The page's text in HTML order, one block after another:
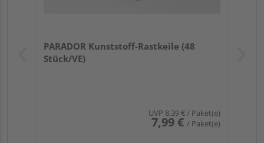
PARADOR Kunststoff-Rastkeile (48
Stück/VE)
UVP 8,39 €/ Paket(e)
7,99 € / Paket(e)